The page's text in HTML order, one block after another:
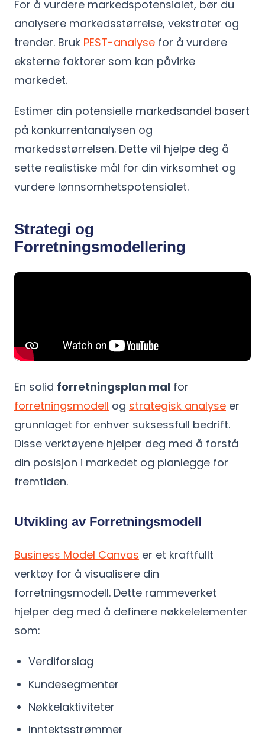
For å vurdere markedspotensialet, bør du
analysere markedsstørrelse, vekstrater og
trender. Bruk PEST-analyse for å vurdere
eksterne faktorer som kan påvirke
markedet.
Estimer din potensielle markedsandel basert
på konkurrentanalysen og
markedsstørrelsen. Dette vil hjelpe deg å
sette realistiske mål for din virksomhet og
vurdere lønnsomhetspotensialet.
Strategi og
Forretningsmodellering
En solid forretningsplan mal for
forretningsmodell og strategisk analyse er
grunnlaget for enhver suksessfull bedrift.
Disse verktøyene hjelper deg med å forstå
din posisjon i markedet og planlegge for
fremtiden.
Utvikling av Forretningsmodell
Business Model Canvas er et kraftfullt
verktøy for å visualisere din
forretningsmodell. Dette rammeverket
hjelper deg med å definere nøkkelelementer
som:
Verdiforslag
Kundesegmenter
Nøkkelaktiviteter
Inntektsstrømmer